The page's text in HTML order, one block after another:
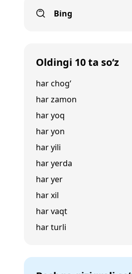
Bing
Oldingi 10 ta so‘z
har chog‘
har zamon
har yoq
har yon
har yili
har yerda
har yer
har xil
har vaqt
har turli